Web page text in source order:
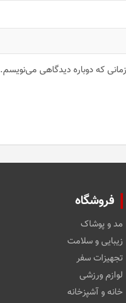
که دوباره دیدگاهی می‌نویسم.
فروشگاه
مد و پوشاک
زیبایی و سلامت
تجهیزات سفر
لوازم ورزشی
خانه و آشپزخانه